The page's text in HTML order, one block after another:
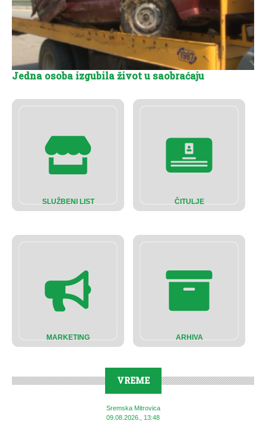
SLUŽBENI LIST ČITULJE
MARKETING ARHIVA
VREME
Sremska Mitrovica
09.08.2026., 13:48
Jedna osoba izgubila život u saobraćaju